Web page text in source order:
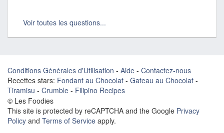
Voir toutes les questions...
Conditions Générales d'Utilisation - Aide - Contactez-nous
Recettes stars: Fondant au Chocolat - Gateau au Chocolat -
Tiramisu - Crumble - Filipino Recipes
© Les Foodies
This site is protected by reCAPTCHA and the Google Privacy
Policy and Terms of Service apply.